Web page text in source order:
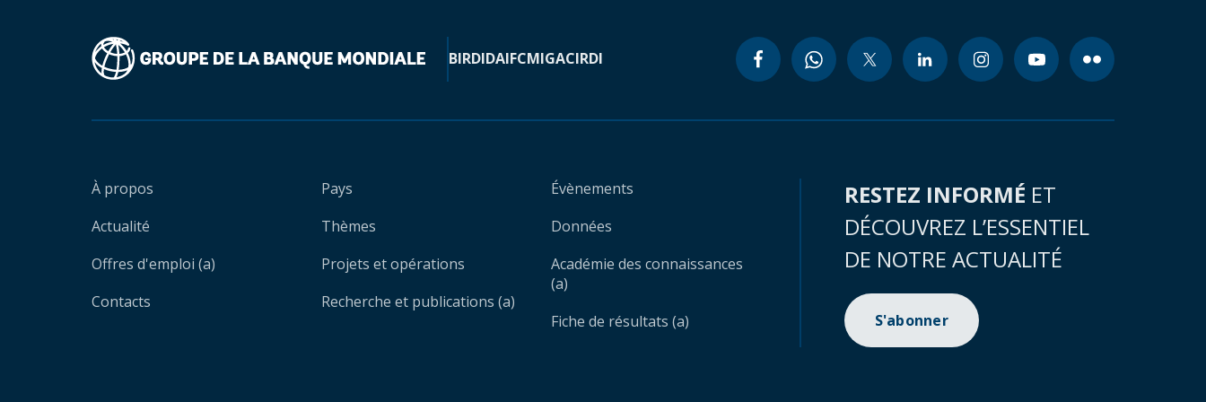
BIRDIDAIFCMIGACIRDI
À propos
Actualité
Offres d'emploi (a)
Contacts
Pays
Thèmes
Projets et opérations
Recherche et publications (a)
Évènements
Données
Académie des connaissances
(a)
Fiche de résultats (a)
RESTEZ INFORMÉ ET
DÉCOUVREZ L’ESSENTIEL
DE NOTRE ACTUALITÉ
S'abonner